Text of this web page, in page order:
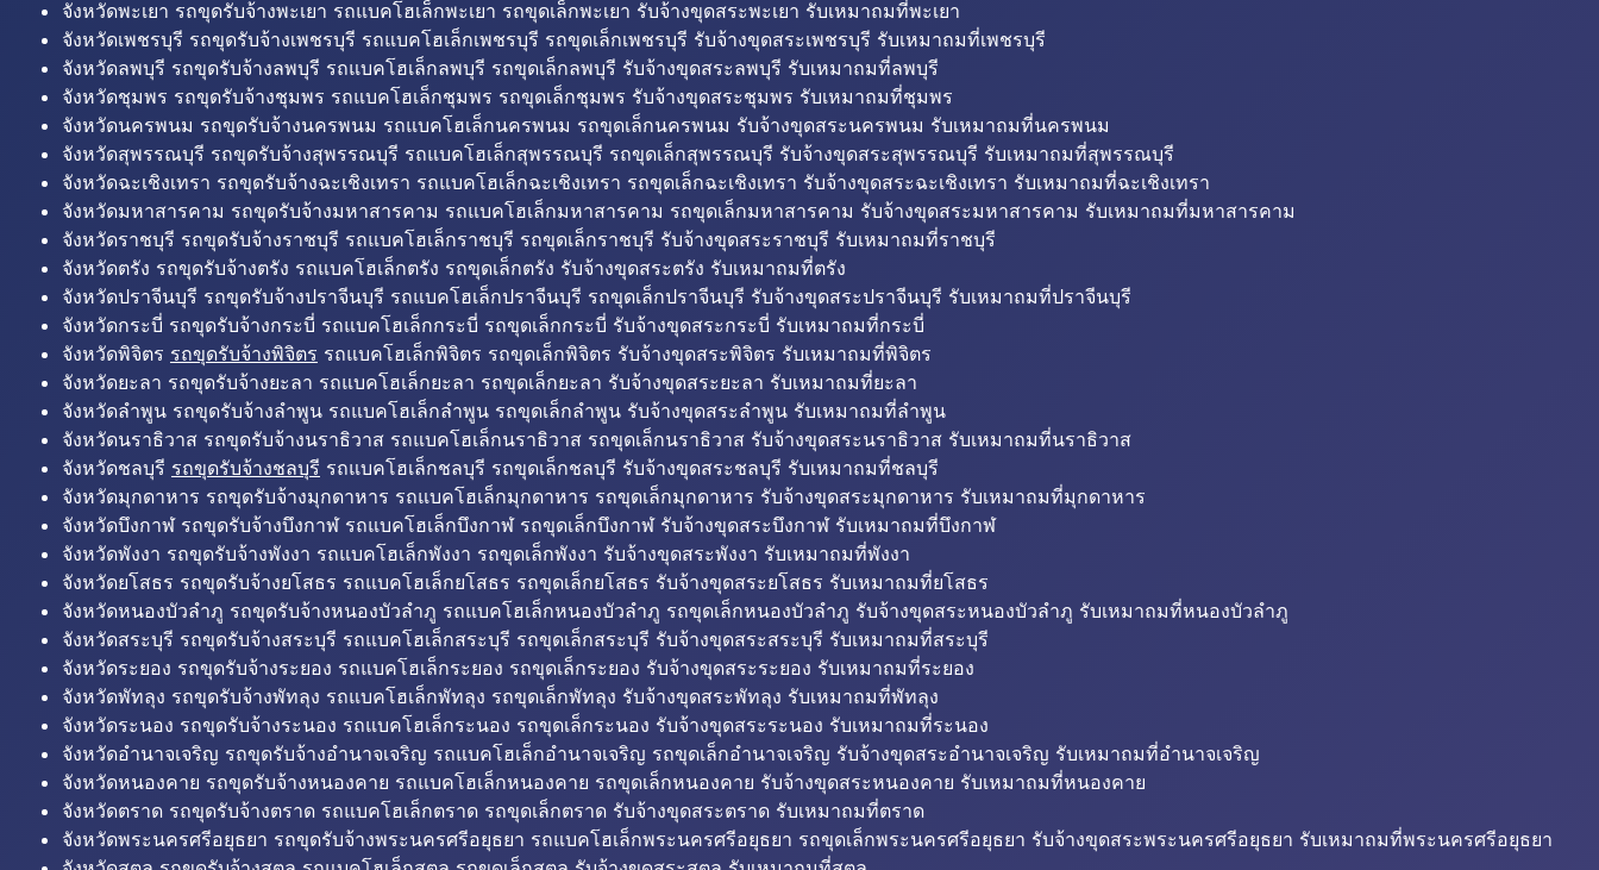
จังหวัดพะเยา รถขุดรับจ้างพะเยา รถแบคโฮเล็กพะเยา รถขุดเล็กพะเยา รับจ้างขุดสระพะเยา รับเหมาถมที่พะเยา
จังหวัดเพชรบุรี รถขุดรับจ้างเพชรบุรี รถแบคโฮเล็กเพชรบุรี รถขุดเล็กเพชรบุรี รับจ้างขุดสระเพชรบุรี รับเหมาถมที่เพชรบุรี
จังหวัดลพบุรี รถขุดรับจ้างลพบุรี รถแบคโฮเล็กลพบุรี รถขุดเล็กลพบุรี รับจ้างขุดสระลพบุรี รับเหมาถมที่ลพบุรี
จังหวัดชุมพร รถขุดรับจ้างชุมพร รถแบคโฮเล็กชุมพร รถขุดเล็กชุมพร รับจ้างขุดสระชุมพร รับเหมาถมที่ชุมพร
จังหวัดนครพนม รถขุดรับจ้างนครพนม รถแบคโฮเล็กนครพนม รถขุดเล็กนครพนม รับจ้างขุดสระนครพนม รับเหมาถมที่นครพนม
จังหวัดสุพรรณบุรี รถขุดรับจ้างสุพรรณบุรี รถแบคโฮเล็กสุพรรณบุรี รถขุดเล็กสุพรรณบุรี รับจ้างขุดสระสุพรรณบุรี รับเหมาถมที่สุพรรณบุรี
จังหวัดฉะเชิงเทรา รถขุดรับจ้างฉะเชิงเทรา รถแบคโฮเล็กฉะเชิงเทรา รถขุดเล็กฉะเชิงเทรา รับจ้างขุดสระฉะเชิงเทรา รับเหมาถมที่ฉะเชิงเทรา
จังหวัดมหาสารคาม รถขุดรับจ้างมหาสารคาม รถแบคโฮเล็กมหาสารคาม รถขุดเล็กมหาสารคาม รับจ้างขุดสระมหาสารคาม รับเหมาถมที่มหาสารคาม
จังหวัดราชบุรี รถขุดรับจ้างราชบุรี รถแบคโฮเล็กราชบุรี รถขุดเล็กราชบุรี รับจ้างขุดสระราชบุรี รับเหมาถมที่ราชบุรี
จังหวัดตรัง รถขุดรับจ้างตรัง รถแบคโฮเล็กตรัง รถขุดเล็กตรัง รับจ้างขุดสระตรัง รับเหมาถมที่ตรัง
จังหวัดปราจีนบุรี รถขุดรับจ้างปราจีนบุรี รถแบคโฮเล็กปราจีนบุรี รถขุดเล็กปราจีนบุรี รับจ้างขุดสระปราจีนบุรี รับเหมาถมที่ปราจีนบุรี
จังหวัดกระบี่ รถขุดรับจ้างกระบี่ รถแบคโฮเล็กกระบี่ รถขุดเล็กกระบี่ รับจ้างขุดสระกระบี่ รับเหมาถมที่กระบี่
จังหวัดพิจิตร รถขุดรับจ้างพิจิตร รถแบคโฮเล็กพิจิตร รถขุดเล็กพิจิตร รับจ้างขุดสระพิจิตร รับเหมาถมที่พิจิตร
จังหวัดยะลา รถขุดรับจ้างยะลา รถแบคโฮเล็กยะลา รถขุดเล็กยะลา รับจ้างขุดสระยะลา รับเหมาถมที่ยะลา
จังหวัดลำพูน รถขุดรับจ้างลำพูน รถแบคโฮเล็กลำพูน รถขุดเล็กลำพูน รับจ้างขุดสระลำพูน รับเหมาถมที่ลำพูน
จังหวัดนราธิวาส รถขุดรับจ้างนราธิวาส รถแบคโฮเล็กนราธิวาส รถขุดเล็กนราธิวาส รับจ้างขุดสระนราธิวาส รับเหมาถมที่นราธิวาส
จังหวัดชลบุรี รถขุดรับจ้างชลบุรี รถแบคโฮเล็กชลบุรี รถขุดเล็กชลบุรี รับจ้างขุดสระชลบุรี รับเหมาถมที่ชลบุรี
จังหวัดมุกดาหาร รถขุดรับจ้างมุกดาหาร รถแบคโฮเล็กมุกดาหาร รถขุดเล็กมุกดาหาร รับจ้างขุดสระมุกดาหาร รับเหมาถมที่มุกดาหาร
จังหวัดบึงกาฬ รถขุดรับจ้างบึงกาฬ รถแบคโฮเล็กบึงกาฬ รถขุดเล็กบึงกาฬ รับจ้างขุดสระบึงกาฬ รับเหมาถมที่บึงกาฬ
จังหวัดพังงา รถขุดรับจ้างพังงา รถแบคโฮเล็กพังงา รถขุดเล็กพังงา รับจ้างขุดสระพังงา รับเหมาถมที่พังงา
จังหวัดยโสธร รถขุดรับจ้างยโสธร รถแบคโฮเล็กยโสธร รถขุดเล็กยโสธร รับจ้างขุดสระยโสธร รับเหมาถมที่ยโสธร
จังหวัดหนองบัวลำภู รถขุดรับจ้างหนองบัวลำภู รถแบคโฮเล็กหนองบัวลำภู รถขุดเล็กหนองบัวลำภู รับจ้างขุดสระหนองบัวลำภู รับเหมาถมที่หนองบัวลำภู
จังหวัดสระบุรี รถขุดรับจ้างสระบุรี รถแบคโฮเล็กสระบุรี รถขุดเล็กสระบุรี รับจ้างขุดสระสระบุรี รับเหมาถมที่สระบุรี
จังหวัดระยอง รถขุดรับจ้างระยอง รถแบคโฮเล็กระยอง รถขุดเล็กระยอง รับจ้างขุดสระระยอง รับเหมาถมที่ระยอง
จังหวัดพัทลุง รถขุดรับจ้างพัทลุง รถแบคโฮเล็กพัทลุง รถขุดเล็กพัทลุง รับจ้างขุดสระพัทลุง รับเหมาถมที่พัทลุง
จังหวัดระนอง รถขุดรับจ้างระนอง รถแบคโฮเล็กระนอง รถขุดเล็กระนอง รับจ้างขุดสระระนอง รับเหมาถมที่ระนอง
จังหวัดอำนาจเจริญ รถขุดรับจ้างอำนาจเจริญ รถแบคโฮเล็กอำนาจเจริญ รถขุดเล็กอำนาจเจริญ รับจ้างขุดสระอำนาจเจริญ รับเหมาถมที่อำนาจเจริญ
จังหวัดหนองคาย รถขุดรับจ้างหนองคาย รถแบคโฮเล็กหนองคาย รถขุดเล็กหนองคาย รับจ้างขุดสระหนองคาย รับเหมาถมที่หนองคาย
จังหวัดตราด รถขุดรับจ้างตราด รถแบคโฮเล็กตราด รถขุดเล็กตราด รับจ้างขุดสระตราด รับเหมาถมที่ตราด
จังหวัดพระนครศรีอยุธยา รถขุดรับจ้างพระนครศรีอยุธยา รถแบคโฮเล็กพระนครศรีอยุธยา รถขุดเล็กพระนครศรีอยุธยา รับจ้างขุดสระพระนครศรีอยุธยา รับเหมาถมที่พระนครศรีอยุธยา